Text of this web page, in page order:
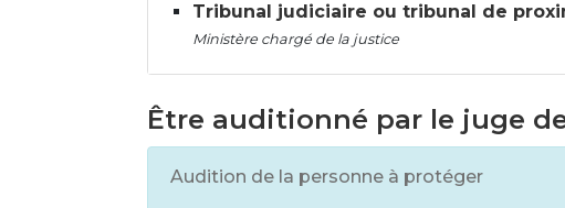
Tribunal judiciaire ou tribunal de
Ministère chargé de la justice
Être auditionné par le juge
Audition de la personne à protéger